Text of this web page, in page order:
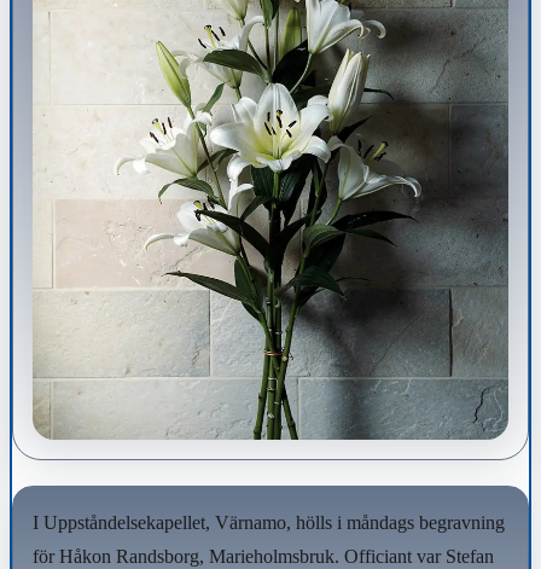
I Uppståndelsekapellet, Värnamo, hölls i måndags begravning
för Håkon Randsborg, Marieholmsbruk. Officiant var Stefan